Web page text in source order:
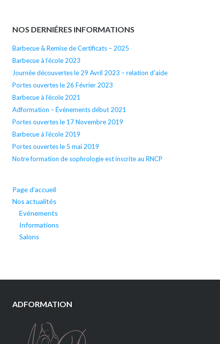
NOS DERNIÉRES INFORMATIONS
Barbecue & Remise de Certificats – 2025
Barbecue à l’école 2023
Journée découvertes le 29 Avril 2023 – relation d’aide
Portes ouvertes le 26 Février 2023
Barbecue à l’école 2021
Adformation – Événements début 2021
Portes ouvertes le 17 Novembre 2019
Barbecue à l’école 2019
Portes ouvertes le 5 mai 2019
Notre formation de sophrologie est inscrite au RNCP
Page d’accueil
Nos actualités
Evénements
Informations
Salons
ADFORMATION